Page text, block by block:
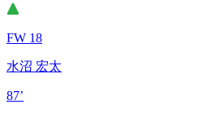
FW 18
水沼 宏太
87’